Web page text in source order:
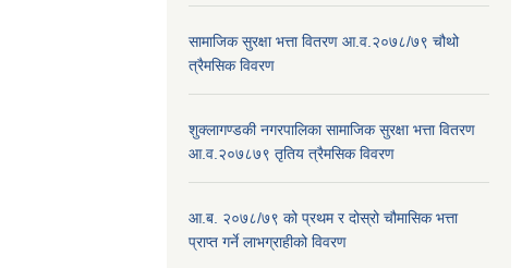
सामाजिक सुरक्षा भत्ता वितरण आ.व.२०७८/७९ चौथो
त्रैमसिक विवरण
शुक्लागण्डकी नगरपालिका सामाजिक सुरक्षा भत्ता वितरण
आ.व.२०७८७९ तृतिय त्रैमसिक विवरण
आ.ब. २०७८/७९ को प्रथम र दोस्रो चौमासिक भत्ता
प्राप्त गर्ने लाभग्राहीको विवरण